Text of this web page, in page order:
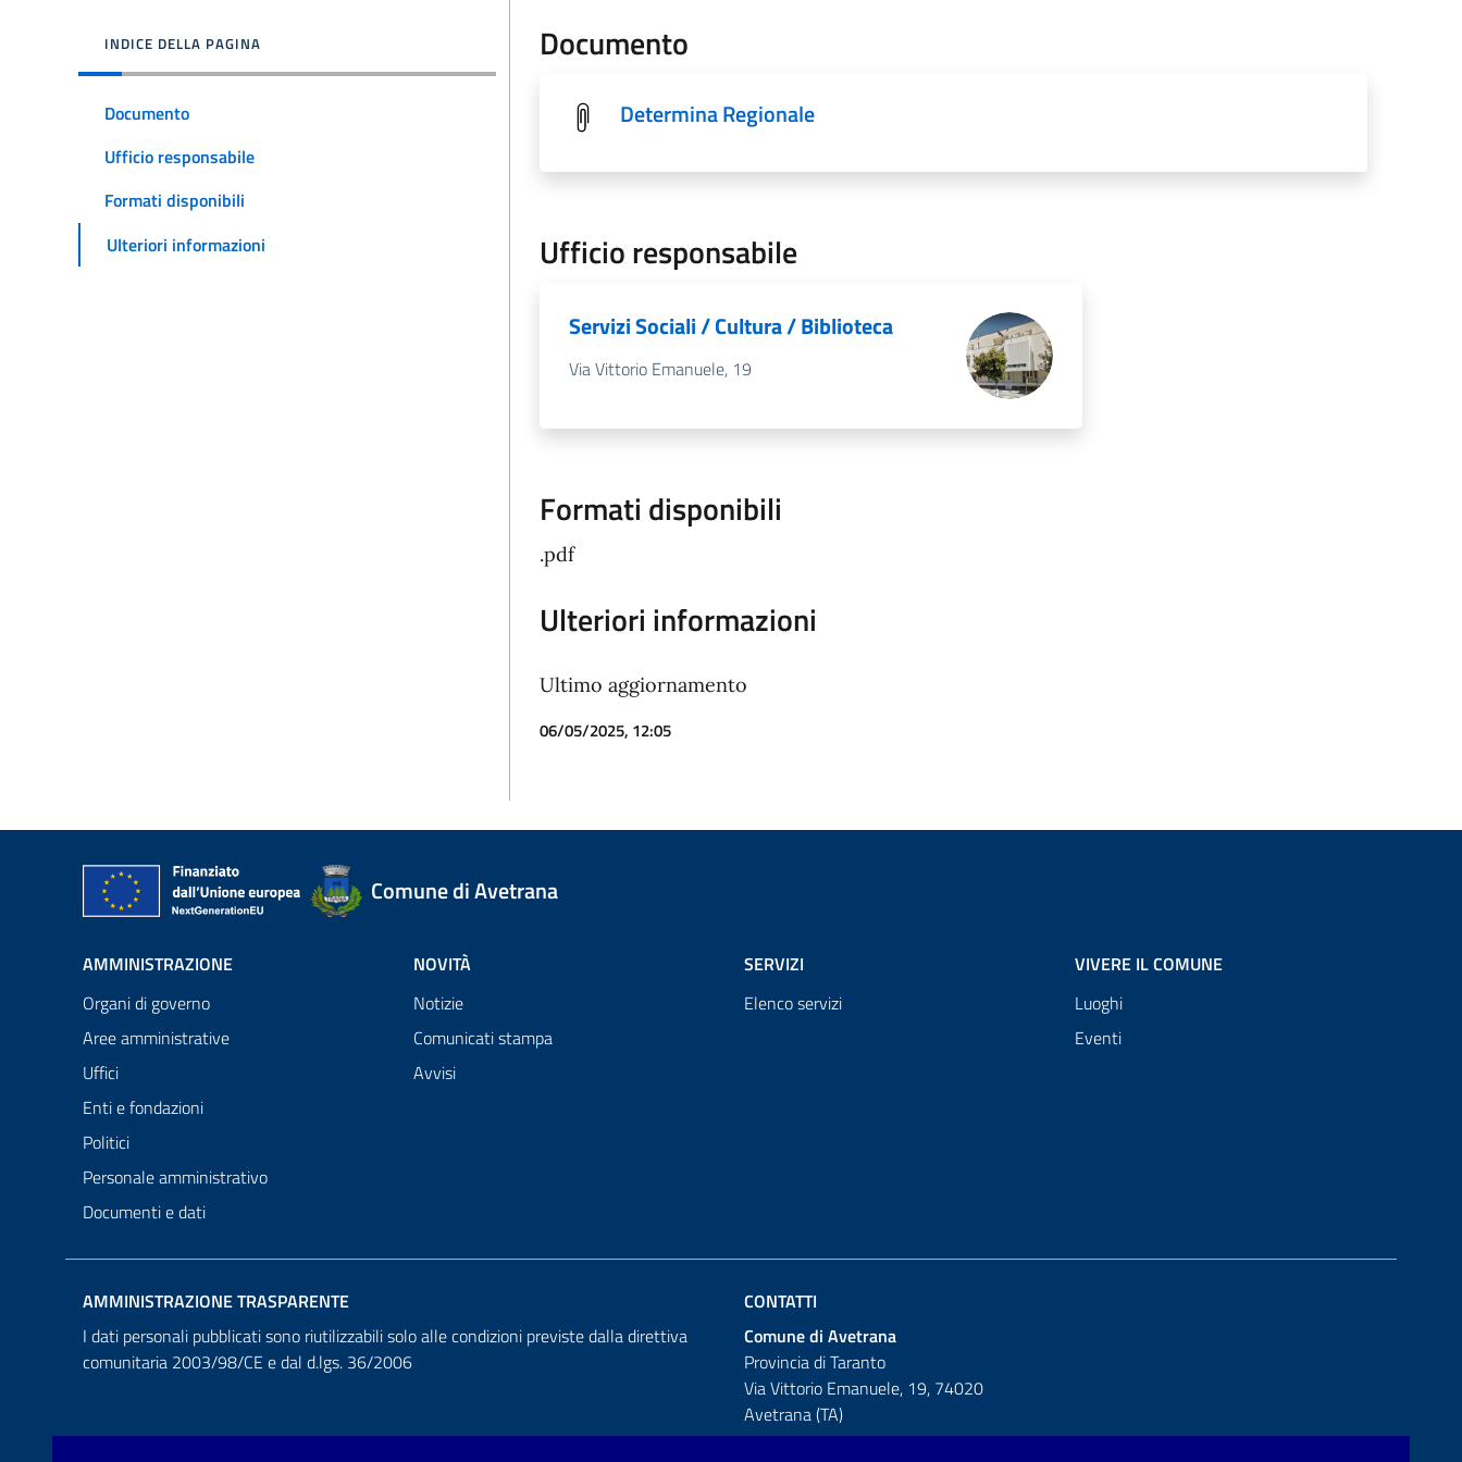
INDICE DELLA PAGINA
Documento
Ufficio responsabile
Formati disponibili
Ulteriori informazioni
Documento
Determina Regionale
Ufficio responsabile
Servizi Sociali / Cultura / Biblioteca
Via Vittorio Emanuele, 19
Formati disponibili
.pdf
Ulteriori informazioni
Ultimo aggiornamento
06/05/2025, 12:05
Comune di Avetrana
AMMINISTRAZIONE
Organi di governo
Aree amministrative
Uffici
Enti e fondazioni
Politici
Personale amministrativo
Documenti e dati
NOVITÀ
Notizie
Comunicati stampa
Avvisi
SERVIZI
Elenco servizi
VIVERE IL COMUNE
Luoghi
Eventi
AMMINISTRAZIONE TRASPARENTE
I dati personali pubblicati sono riutilizzabili solo alle condizioni previste dalla direttiva
comunitaria 2003/98/CE e dal d.lgs. 36/2006
CONTATTI
Comune di Avetrana
Provincia di Taranto
Via Vittorio Emanuele, 19, 74020
Avetrana (TA)